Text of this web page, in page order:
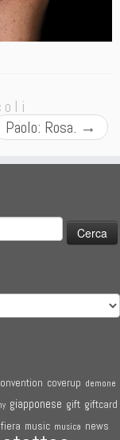
Paolo: Rosa. →
coverup demone
giapponese gift giftcard
music musica news